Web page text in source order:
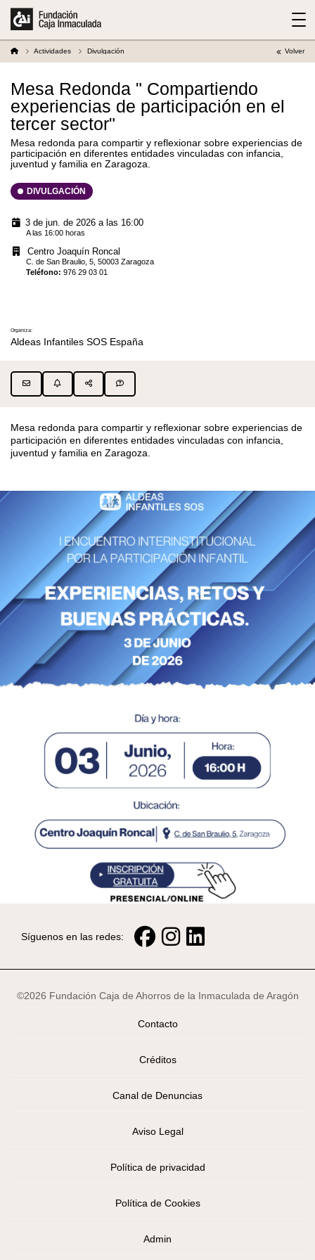
Actividades Divulgación Volver
Mesa Redonda " Compartiendo
experiencias de participación en el
tercer sector"
Mesa redonda para compartir y reflexionar sobre experiencias de
participación en diferentes entidades vinculadas con infancia,
juventud y familia en Zaragoza.
DIVULGACIÓN
3 de jun. de 2026 a las 16:00
A las 16:00 horas
Centro Joaquín Roncal
C. de San Braulio, 5, 50003 Zaragoza
Teléfono:976 29 03 01
Organiza:
Aldeas Infantiles SOS España
Mesa redonda para compartir y reflexionar sobre experiencias de
participación en diferentes entidades vinculadas con infancia,
juventud y familia en Zaragoza.
Síguenos en las redes:
©2026 Fundación Caja de Ahorros de la Inmaculada de Aragón
Contacto
Créditos
Canal de Denuncias
Aviso Legal
Política de privacidad
Política de Cookies
Admin